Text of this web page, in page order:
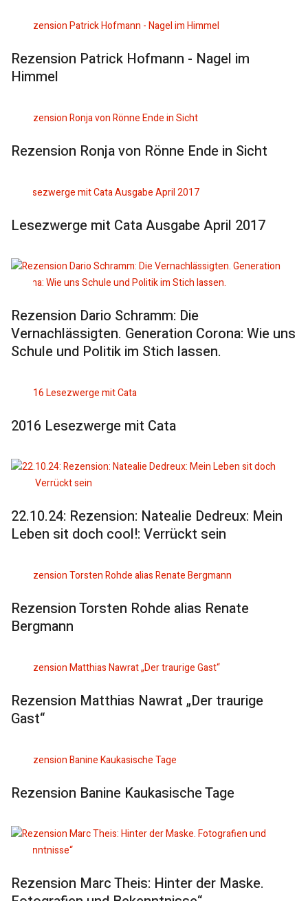
Rezension Patrick Hofmann - Nagel im
Himmel
Rezension Ronja von Rönne Ende in Sicht
Lesezwerge mit Cata Ausgabe April 2017
Rezension Dario Schramm: Die
Vernachlässigten. Generation Corona: Wie uns
Schule und Politik im Stich lassen.
2016 Lesezwerge mit Cata
22.10.24: Rezension: Natealie Dedreux: Mein
Leben sit doch cool!: Verrückt sein
Rezension Torsten Rohde alias Renate
Bergmann
Rezension Matthias Nawrat „Der traurige
Gast“
Rezension Banine Kaukasische Tage
Rezension Marc Theis: Hinter der Maske.